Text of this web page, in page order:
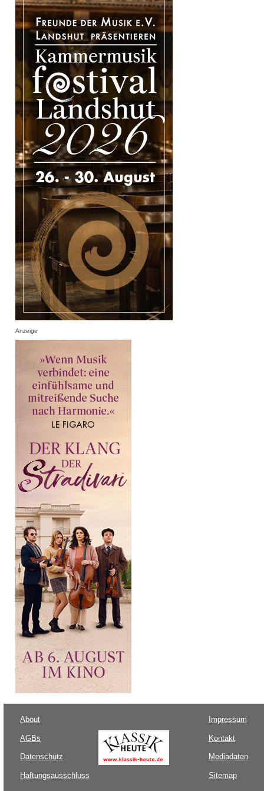
Anzeige
About
AGBs
Datenschutz
Haftungsausschluss
Impressum
Kontakt
Mediadaten
Sitemap